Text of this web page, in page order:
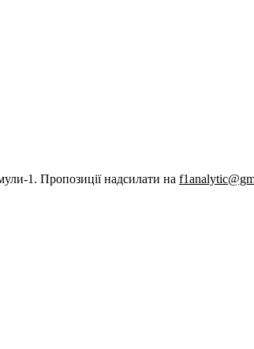
1. Пропозиції надсилати на